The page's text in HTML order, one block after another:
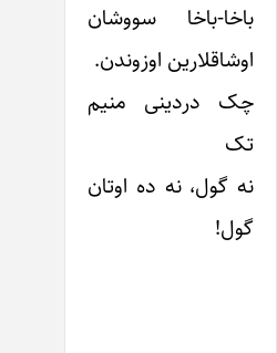
باخا-باخا سووشان
اوشاقلارین اوزوندن.
چک دردینی منیم
تک
نه گول، نه ده اوتان
گول!